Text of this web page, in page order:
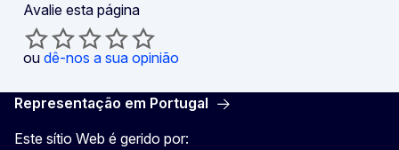
Avalie esta página
ou dê-nos a sua opinião
Representação em Portugal
Este sítio Web é gerido por: